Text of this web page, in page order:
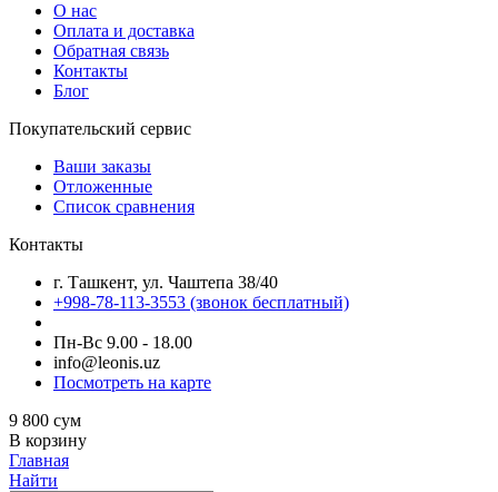
О нас
Оплата и доставка
Обратная связь
Контакты
Блог
Покупательский сервис
Ваши заказы
Отложенные
Список сравнения
Контакты
г. Ташкент, ул. Чаштепа 38/40
+998-78-113-3553 (звонок бесплатный)
Пн-Вс 9.00 - 18.00
info@leonis.uz
Посмотреть на карте
9 800 сум
В корзину
Главная
Найти